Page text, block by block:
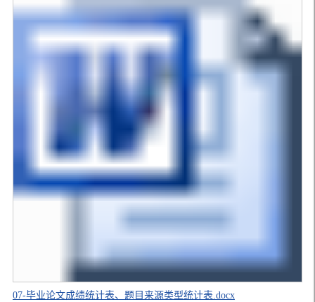
07-毕业论文成绩统计表、题目来源类型统计表.docx